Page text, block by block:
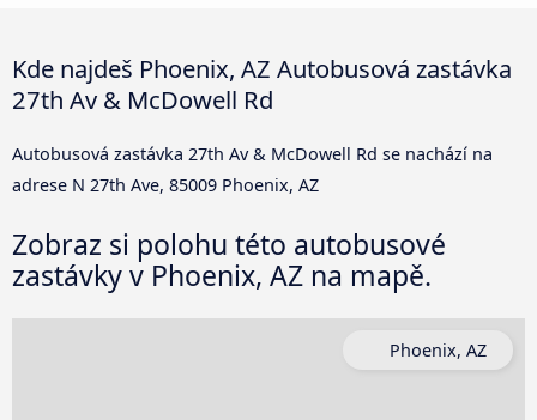
Kde najdeš Phoenix, AZ Autobusová zastávka
27th Av & McDowell Rd
Autobusová zastávka 27th Av & McDowell Rd se nachází na
adrese N 27th Ave, 85009 Phoenix, AZ
Zobraz si polohu této autobusové
zastávky v Phoenix, AZ na mapě.
Phoenix, AZ